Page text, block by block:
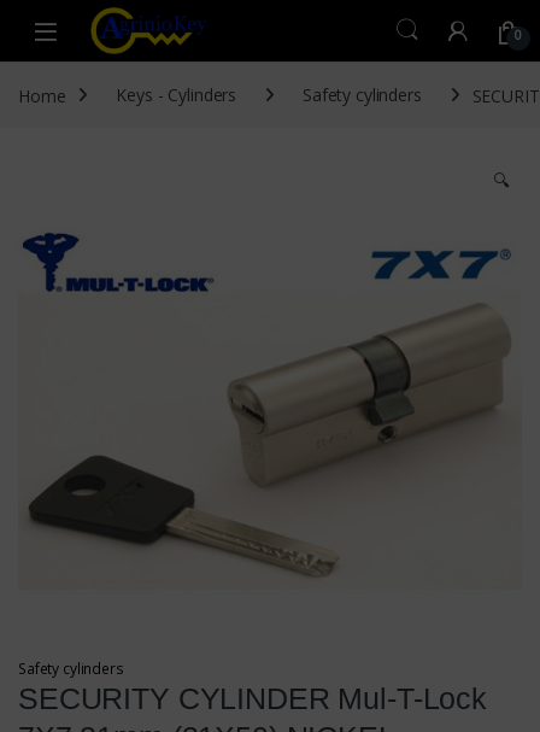
Skip to navigation
Skip to content
Open 0
Home Keys - Cylinders Safety cylinders
🔍
Safety cylinders
SECURITY CYLINDER Mul-T-Lock